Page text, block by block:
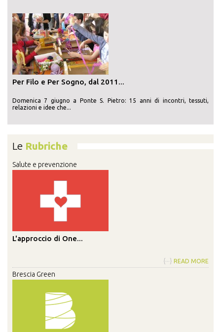
Per Filo e Per Sogno, dal 2011...
Domenica 7 giugno a Ponte S. Pietro: 15 anni di incontri, tessuti,
relazioni e idee che...
Le Rubriche
Salute e prevenzione
L'approccio di One...
{···} READ MORE
Brescia Green